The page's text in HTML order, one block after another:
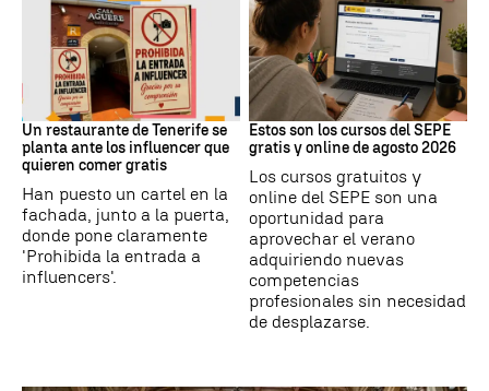
Redes Sociales
Un restaurante de Tenerife se
planta ante los influencer que
quieren comer gratis
Han puesto un cartel en la
fachada, junto a la puerta,
donde pone claramente
'Prohibida la entrada a
influencers'.
Formación
Estos son los cursos del SEPE
gratis y online de agosto 2026
Los cursos gratuitos y
online del SEPE son una
oportunidad para
aprovechar el verano
adquiriendo nuevas
competencias
profesionales sin necesidad
de desplazarse.